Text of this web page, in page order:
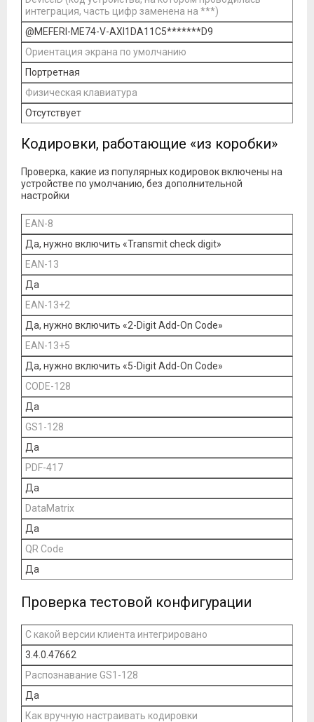
интеграция, часть цифр заменена на ***)
@MEFERI-ME74-V-AXI1DA11C5*******D9
Ориентация экрана по умолчанию
Портретная
Физическая клавиатура
Отсутствует
Кодировки, работающие «из коробки»
Проверка, какие из популярных кодировок включены на
устройстве по умолчанию, без дополнительной
настройки
EAN-8
Да, нужно включить «Transmit check digit»
EAN-13
Да
EAN-13+2
Да, нужно включить «2-Digit Add-On Code»
EAN-13+5
Да, нужно включить «5-Digit Add-On Code»
CODE-128
Да
GS1-128
Да
PDF-417
Да
DataMatrix
Да
QR Code
Да
Проверка тестовой конфигурации
С какой версии клиента интегрировано
3.4.0.47662
Распознавание GS1-128
Да
Как вручную настраивать кодировки